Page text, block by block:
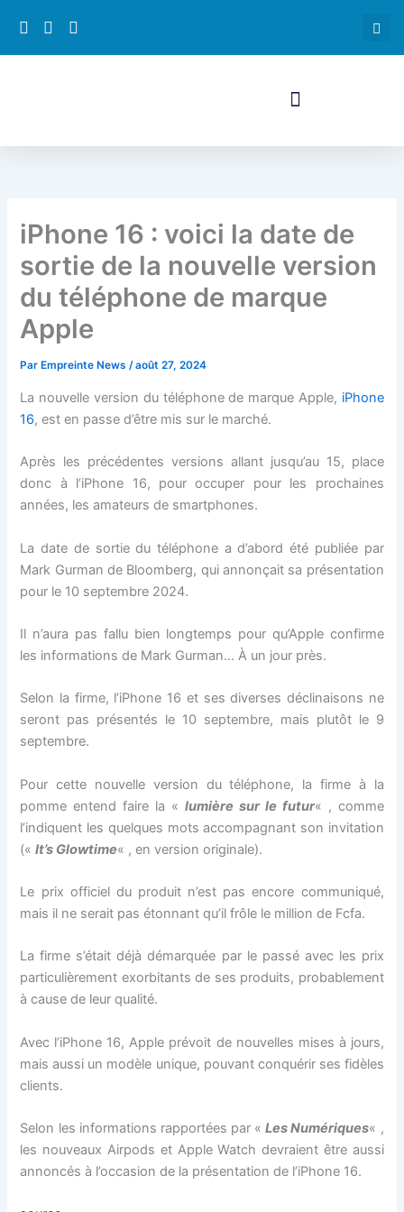
contenu
iPhone 16 : voici la date de
sortie de la nouvelle version
du téléphone de marque
Apple
Par Empreinte News/août 27, 2024
La nouvelle version du téléphone de marque Apple, iPhone
16, est en passe d’être mis sur le marché.
Après les précédentes versions allant jusqu’au 15, place
donc à l’iPhone 16, pour occuper pour les prochaines
années, les amateurs de smartphones.
La date de sortie du téléphone a d’abord été publiée par
Mark Gurman de Bloomberg, qui annonçait sa présentation
pour le 10 septembre 2024.
Il n’aura pas fallu bien longtemps pour qu’Apple confirme
les informations de Mark Gurman… À un jour près.
Selon la firme, l’iPhone 16 et ses diverses déclinaisons ne
seront pas présentés le 10 septembre, mais plutôt le 9
septembre.
Pour cette nouvelle version du téléphone, la firme à la
pomme entend faire la « lumière sur le futur« , comme
l’indiquent les quelques mots accompagnant son invitation
(«It’s Glowtime« , en version originale).
Le prix officiel du produit n’est pas encore communiqué,
mais il ne serait pas étonnant qu’il frôle le million de Fcfa.
La firme s’était déjà démarquée par le passé avec les prix
particulièrement exorbitants de ses produits, probablement
à cause de leur qualité.
Avec l’iPhone 16, Apple prévoit de nouvelles mises à jours,
mais aussi un modèle unique, pouvant conquérir ses fidèles
clients.
Selon les informations rapportées par «Les Numériques« ,
les nouveaux Airpods et Apple Watch devraient être aussi
annoncés à l’occasion de la présentation de l’iPhone 16.